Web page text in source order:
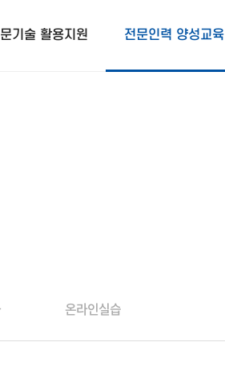
기술 활용지원 전문인력 양성교육
온라인실습